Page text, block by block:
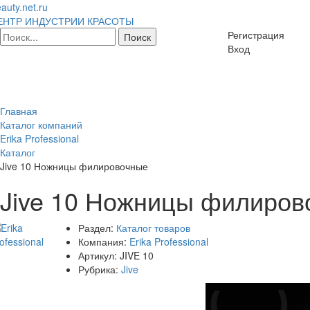
ИНДУСТРИИ КРАСОТЫ
Регистрация
Вход
Главная
Каталог компаний
Erika Professional
Каталог
Jive 10 Ножницы филировочные
Jive 10 Ножницы
Раздел: Каталог товаров
Компания: Erika Professional
Артикул: JIVE 10
Рубрика: Jive